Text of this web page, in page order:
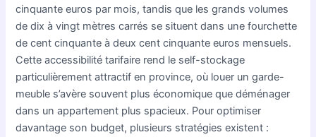
cinquante euros par mois, tandis que les grands volumes
de dix à vingt mètres carrés se situent dans une fourchette
de cent cinquante à deux cent cinquante euros mensuels.
Cette accessibilité tarifaire rend le self-stockage
particulièrement attractif en province, où louer un garde-
meuble s’avère souvent plus économique que déménager
dans un appartement plus spacieux. Pour optimiser
davantage son budget, plusieurs stratégies existent :